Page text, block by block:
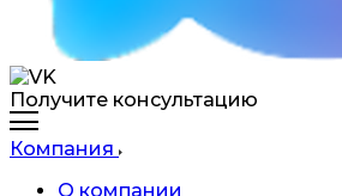
Получите консультацию
Компания
О компании